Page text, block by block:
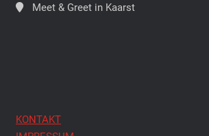
Meet & Greet in Kaarst
KONTAKT